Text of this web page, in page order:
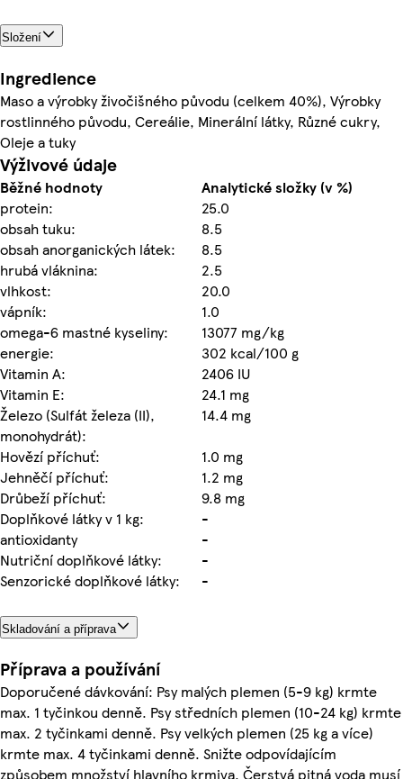
Složení
Ingredience
Maso a výrobky živočišného původu (celkem 40%), Výrobky
rostlinného původu, Cereálie, Minerální látky, Různé cukry,
Oleje a tuky
Výživové údaje
Běžné hodnoty
Analytické složky (v %)
protein:
25.0
obsah tuku:
8.5
obsah anorganických látek:
8.5
hrubá vláknina:
2.5
vlhkost:
20.0
vápník:
1.0
omega-6 mastné kyseliny:
13077 mg/kg
energie:
302 kcal/100 g
Vitamin A:
2406 IU
Vitamin E:
24.1 mg
Železo (Sulfát železa (II),
monohydrát):
14.4 mg
Hovězí příchuť:
1.0 mg
Jehněčí příchuť:
1.2 mg
Drůbeží příchuť:
9.8 mg
Doplňkové látky v 1 kg:
-
antioxidanty
-
Nutriční doplňkové látky:
-
Senzorické doplňkové látky:
-
Skladování a příprava
Příprava a používání
Doporučené dávkování: Psy malých plemen (5-9 kg) krmte
max. 1 tyčinkou denně. Psy středních plemen (10-24 kg) krmte
max. 2 tyčinkami denně. Psy velkých plemen (25 kg a více)
krmte max. 4 tyčinkami denně. Snižte odpovídajícím
způsobem množství hlavního krmiva. Čerstvá pitná voda musí